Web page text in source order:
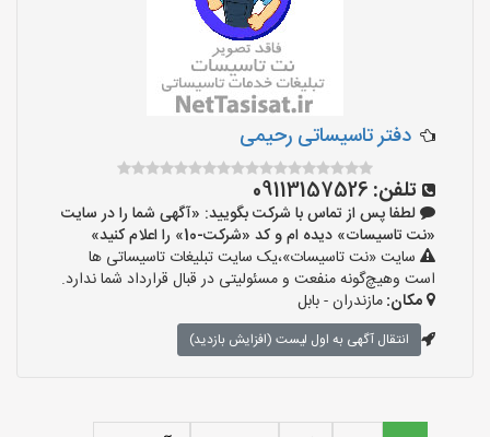
دفتر تاسیساتی رحیمی
تلفن: 09113157526
لطفا پس از تماس با شرکت بگویید: «آگهی شما را در سایت
«نت تاسیسات» دیده ام و کد «شرکت-10» را اعلام کنید»
سایت «نت تاسیسات»،یک سایت تبلیغات تاسیساتی ها
است وهیچ‌گونه منفعت و مسئولیتی در قبال قرارداد شما ندارد.
مکان:مازندران - بابل
انتقال آگهی به اول لیست (افزایش بازدید)